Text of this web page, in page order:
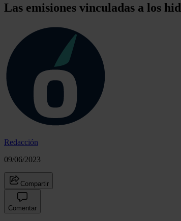
Las emisiones vinculadas a los
Redacción
09/06/2023
Compartir
Comentar